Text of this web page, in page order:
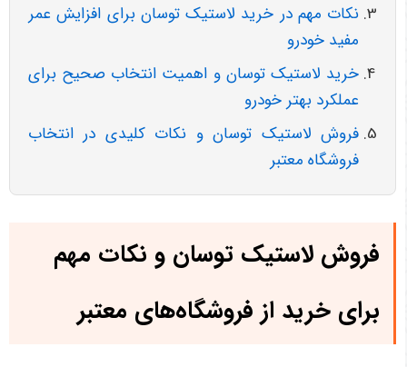
نکات مهم در خرید لاستیک توسان برای افزایش عمر
مفید خودرو
خرید لاستیک توسان و اهمیت انتخاب صحیح برای
عملکرد بهتر خودرو
فروش لاستیک توسان و نکات کلیدی در انتخاب
فروشگاه معتبر
فروش لاستیک توسان و نکات مهم
برای خرید از فروشگاه‌های معتبر